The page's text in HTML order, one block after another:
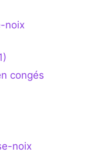
noix
congés
noix